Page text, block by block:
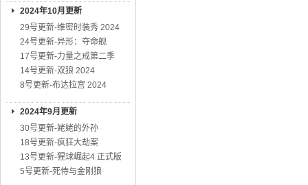
2024年10月更新
29号更新-维密时装秀 2024
24号更新-异形：夺命舰
17号更新-力量之戒第二季
14号更新-双狼 2024
8号更新-布达拉宫 2024
2024年9月更新
30号更新-姥姥的外孙
18号更新-疯狂大劫案
13号更新-猩球崛起4 正式版
5号更新-死侍与金刚狼